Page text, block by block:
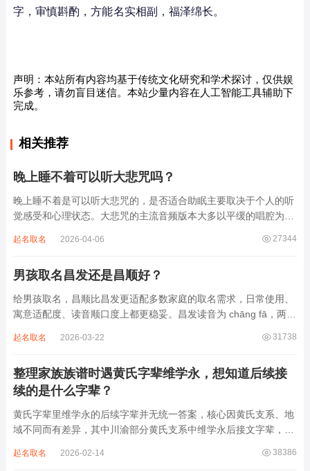
字，审慎斟酌，方能名实相副，福泽绵长。
声明：本站所有内容均基于传统文化研究和学术探讨，仅供娱
乐参考，请勿盲目迷信。本站少量内容在人工智能工具辅助下
完成。
相关推荐
晚上睡不着可以听大悲咒吗？
晚上睡不着是可以听大悲咒的，是否适合助眠主要取决于个人的听
觉感受和心理状态。大悲咒的主流音频版本大多以平缓的唱腔为
急促的鼓点，这类音频本身具备静心的基础特质。睡前思绪繁杂、
27344
起名取名 2026-04-06
男孩取名昌发还是昌顺好？
给男孩取名，昌顺比昌发更适配多数家庭的取名需求，日常使用、
寓意适配度、读音顺口度上都更稳妥。昌发读音为 chāng fā，两个
离叫名字时辨识度不高。昌字本义为兴盛、繁茂，发字核心指向发
31738
起名取名 2026-03-22
整理家族族谱时遇黄氏字辈维学永，想知道后续接
续的是什么字辈？
黄氏字辈里维学永的后续字辈并无统一答案，核心因黄氏支系、地
域不同而有差异，其中川渝部分黄氏支系中维学永后接文字辈，完
某支系的续修字辈，在安岳、岳池一带的黄氏族谱里能明确查到，
38386
起名取名 2026-02-14